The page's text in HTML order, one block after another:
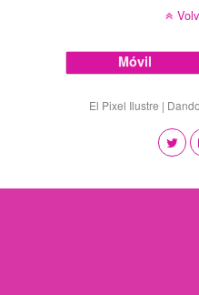
Móvil
El Pixel Ilustre |